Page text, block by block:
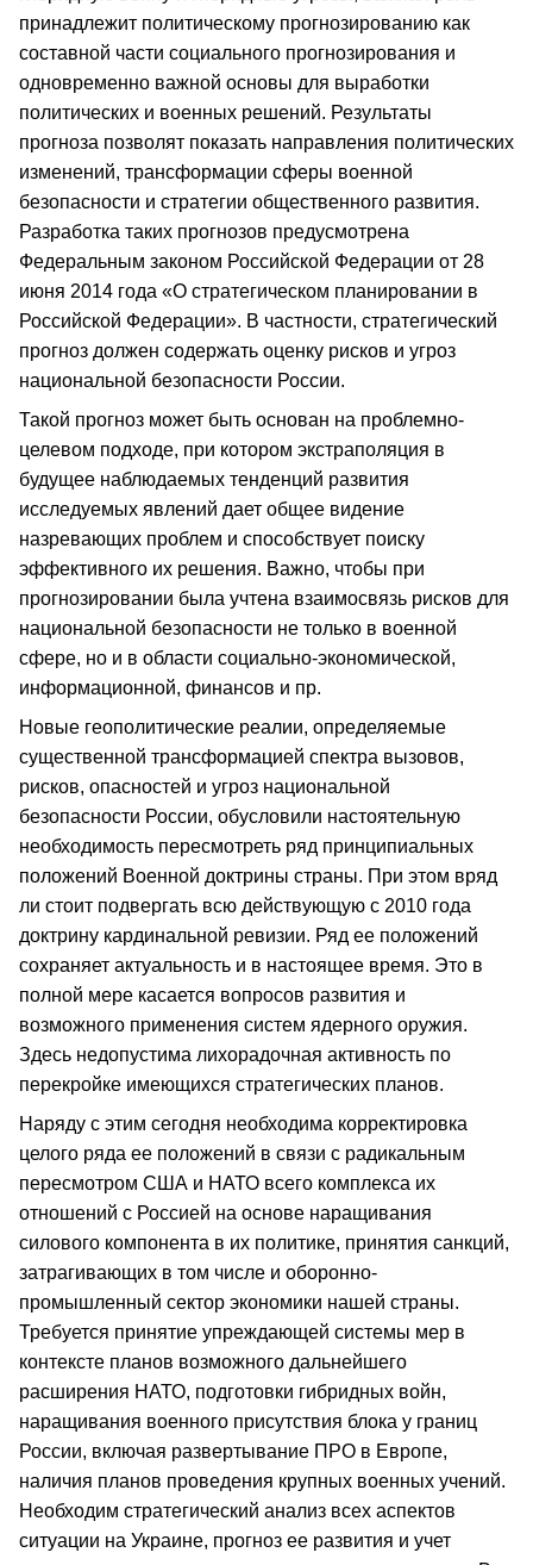
принадлежит политическому прогнозированию как
составной части социального прогнозирования и
одновременно важной основы для выработки
политических и военных решений. Результаты
прогноза позволят показать направления политических
изменений, трансформации сферы военной
безопасности и стратегии общественного развития.
Разработка таких прогнозов предусмотрена
Федеральным законом Российской Федерации от 28
июня 2014 года «О стратегическом планировании в
Российской Федерации». В частности, стратегический
прогноз должен содержать оценку рисков и угроз
национальной безопасности России.
Такой прогноз может быть основан на проблемно-
целевом подходе, при котором экстраполяция в
будущее наблюдаемых тенденций развития
исследуемых явлений дает общее видение
назревающих проблем и способствует поиску
эффективного их решения. Важно, чтобы при
прогнозировании была учтена взаимосвязь рисков для
национальной безопасности не только в военной
сфере, но и в области социально-экономической,
информационной, финансов и пр.
Новые геополитические реалии, определяемые
существенной трансформацией спектра вызовов,
рисков, опасностей и угроз национальной
безопасности России, обусловили настоятельную
необходимость пересмотреть ряд принципиальных
положений Военной доктрины страны. При этом вряд
ли стоит подвергать всю действующую с 2010 года
доктрину кардинальной ревизии. Ряд ее положений
сохраняет актуальность и в настоящее время. Это в
полной мере касается вопросов развития и
возможного применения систем ядерного оружия.
Здесь недопустима лихорадочная активность по
перекройке имеющихся стратегических планов.
Наряду с этим сегодня необходима корректировка
целого ряда ее положений в связи с радикальным
пересмотром США и НАТО всего комплекса их
отношений с Россией на основе наращивания
силового компонента в их политике, принятия санкций,
затрагивающих в том числе и оборонно-
промышленный сектор экономики нашей страны.
Требуется принятие упреждающей системы мер в
контексте планов возможного дальнейшего
расширения НАТО, подготовки гибридных войн,
наращивания военного присутствия блока у границ
России, включая развертывание ПРО в Европе,
наличия планов проведения крупных военных учений.
Необходим стратегический анализ всех аспектов
ситуации на Украине, прогноз ее развития и учет